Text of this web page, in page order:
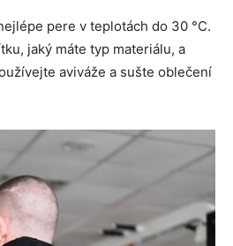
pere v teplotách do 30 °C.
jaký máte typ materiálu, a
aviváže a sušte oblečení